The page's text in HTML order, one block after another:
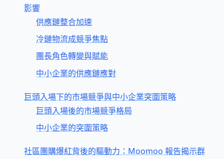
影響
供應鏈整合加速
冷鏈物流成競爭焦點
團長角色轉變與賦能
中小企業的供應鏈應對
巨頭入場下的市場競爭與中小企業突圍策略
巨頭入場後的市場競爭格局
中小企業的突圍策略
社區團購爆紅背後的驅動力：Moomoo 報告揭示群